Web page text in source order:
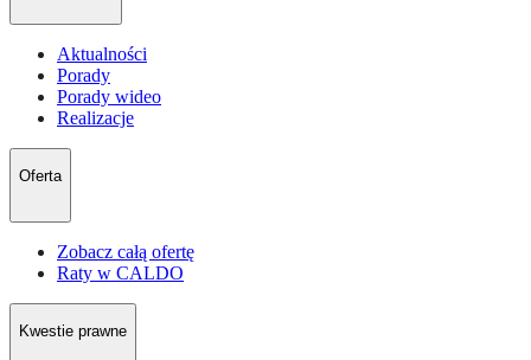
Aktualności
Porady
Porady wideo
Realizacje
Oferta
Zobacz całą ofertę
Raty w CALDO
Kwestie prawne